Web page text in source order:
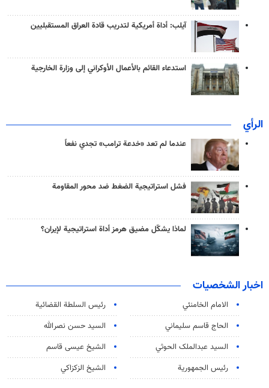
آيلب: أداة أمريكية لتدريب قادة العراق المستقبليين
استدعاء القائم بالأعمال الأوكراني إلى وزارة الخارجية
الرأي
عندما لم تعد «خدعة ترامب» تجدي نفعاً
فشل استراتيجية الضغط ضد محور المقاومة
لماذا يشكّل مضيق هرمز أداة استراتيجية لإيران؟
اخبار الشخصيات
الامام الخامنئي
رئیس السلطة القضائیة
الحاج قاسم سليماني
السيد حسن نصرالله
السید عبدالملک الحوثي
الشيخ عيسى قاسم
رئيس الجمهورية
الشيخ الزكزاكي